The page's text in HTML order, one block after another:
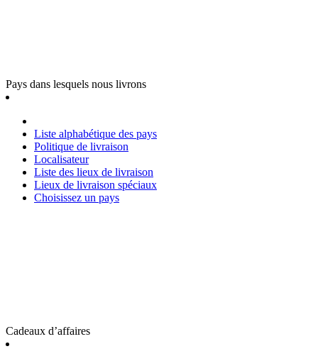
Pays dans lesquels nous livrons
Liste alphabétique des pays
Politique de livraison
Localisateur
Liste des lieux de livraison
Lieux de livraison spéciaux
Choisissez un pays
Cadeaux d’affaires